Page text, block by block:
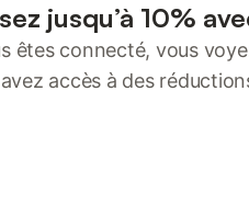
jusqu’à 10%
êtes connecté, vous
accès à des